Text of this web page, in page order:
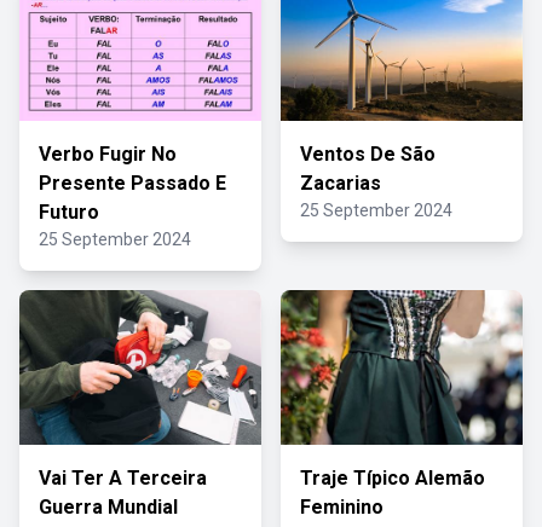
Verbo Fugir No
Presente Passado E
Futuro
25 September 2024
Ventos De São
Zacarias
25 September 2024
Vai Ter A Terceira
Guerra Mundial
Traje Típico Alemão
Feminino